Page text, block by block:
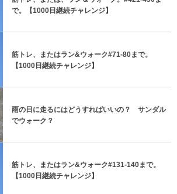
で。【1000日継続チャレンジ】
筋トレ、またはラン&ウォーク#71-80まで。
【1000日継続チャレンジ】
雨の日に走るにはどうすればいいの？ サンダル
でウォーク？
筋トレ、またはラン&ウォーク#131-140まで。
【1000日継続チャレンジ】